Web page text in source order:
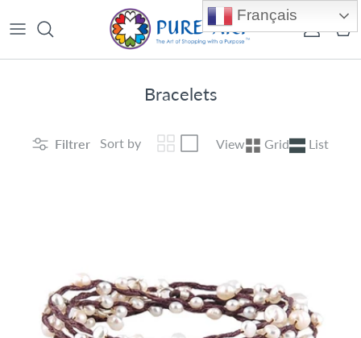
Compte
Bracelets
Filtrer Sort by View Grid List
Français